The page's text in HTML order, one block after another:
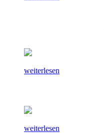
weiterlesen
weiterlesen